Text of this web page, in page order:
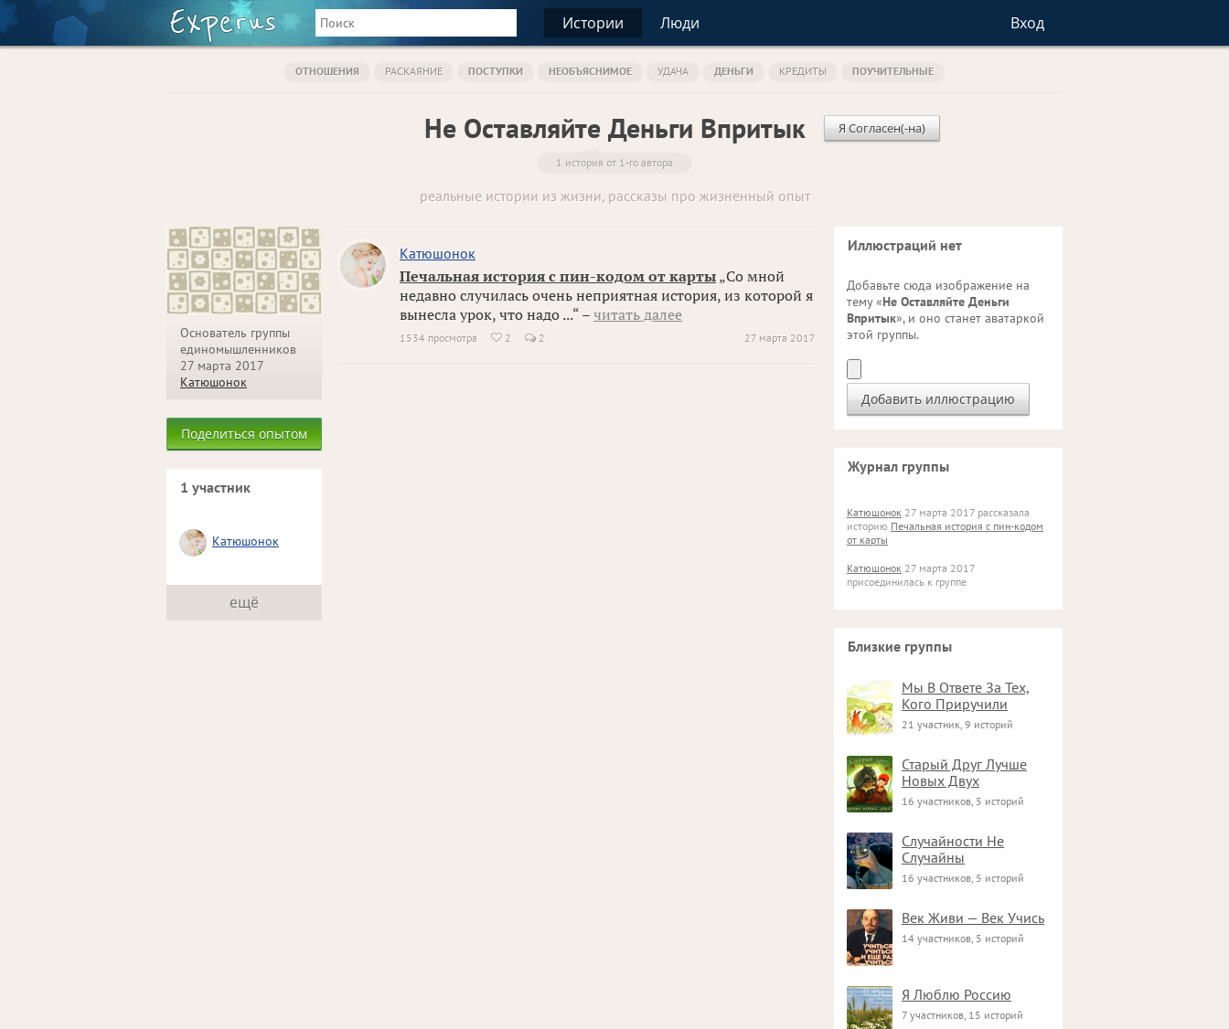
Истории Люди Вход
ОТНОШЕНИЯ РАСКАЯНИЕ ПОСТУПКИ НЕОБЪЯСНИМОЕ УДАЧА ДЕНЬГИ КРЕДИТЫ ПОУЧИТЕЛЬНЫЕ
Не Оставляйте Деньги Впритык Я Согласен(-на)
1 история от 1-го автора
реальные истории из жизни, рассказы про жизненный опыт
Основатель группы
единомышленников
27 марта 2017
Катюшонок
Поделиться опытом
1 участник
Катюшонок
ещё
Катюшонок
Печальная история с пин-кодом от карты „Со мной
недавно случилась очень неприятная история, из которой я
вынесла урок, что надо ...“ – читать далее
27 марта 2017
1534 просмотра  2 2
Иллюстраций нет
Добавьте сюда изображение на
тему «Не Оставляйте Деньги
Впритык», и оно станет аватаркой
этой группы.
Журнал группы
Катюшонок 27 марта 2017 рассказала
историю Печальная история с пин-кодом
от карты
Катюшонок 27 марта 2017
присоединилась к группе
Близкие группы
Мы В Ответе За Тех,
Кого Приручили
21 участник, 9 историй
Старый Друг Лучше
Новых Двух
16 участников, 5 историй
Случайности Не
Случайны
16 участников, 5 историй
Век Живи — Век Учись
14 участников, 5 историй
Я Люблю Россию
7 участников, 15 историй